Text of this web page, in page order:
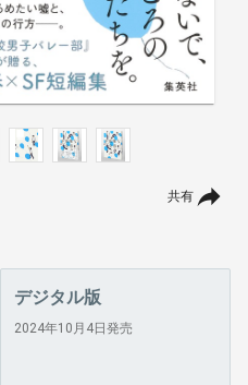
共有
デジタル版
2024年10月4日発売